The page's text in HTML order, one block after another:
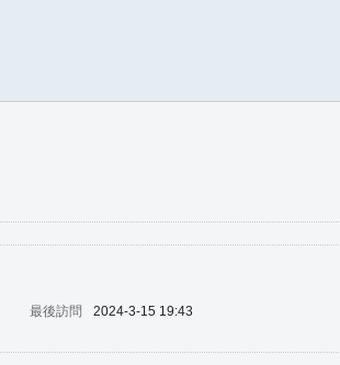
最後訪問 2024-3-15 19:43